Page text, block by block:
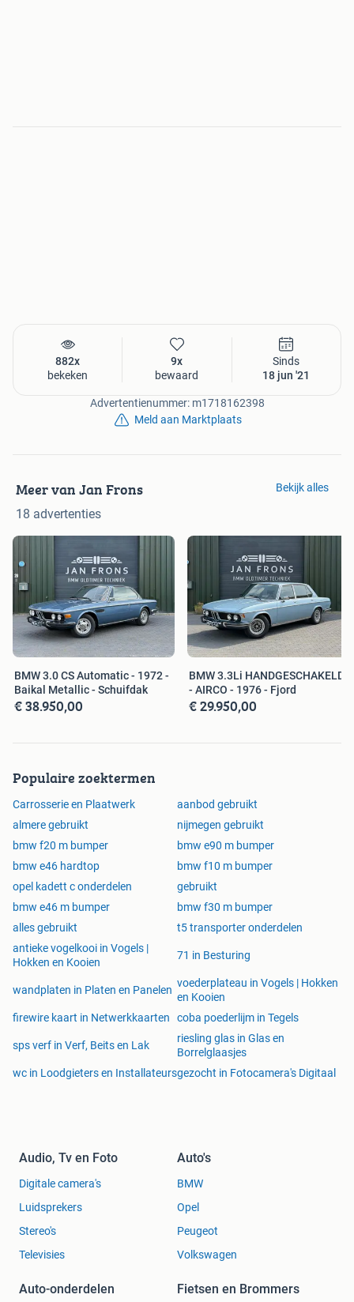
882x
bekeken
9x
bewaard
Sinds
18 jun '21
Advertentienummer: m1718162398
Meld aan Marktplaats
Meer van Jan Frons
18 advertenties
Bekijk alles
BMW 3.0 CS Automatic - 1972 -
Baikal Metallic - Schuifdak
€ 38.950,00
BMW 3.3Li HANDGESCHAKELD
- AIRCO - 1976 - Fjord
€ 29.950,00
Populaire zoektermen
Carrosserie en Plaatwerk
aanbod gebruikt
almere gebruikt
nijmegen gebruikt
bmw f20 m bumper
bmw e90 m bumper
bmw e46 hardtop
bmw f10 m bumper
opel kadett c onderdelen
gebruikt
bmw e46 m bumper
bmw f30 m bumper
alles gebruikt
t5 transporter onderdelen
antieke vogelkooi in Vogels |
Hokken en Kooien
71 in Besturing
wandplaten in Platen en Panelen
voederplateau in Vogels | Hokken
en Kooien
firewire kaart in Netwerkkaarten
coba poederlijm in Tegels
sps verf in Verf, Beits en Lak
riesling glas in Glas en
Borrelglaasjes
wc in Loodgieters en Installateursgezocht in Fotocamera's Digitaal
Audio, Tv en Foto
Digitale camera's
Luidsprekers
Stereo's
Televisies
Auto's
BMW
Opel
Peugeot
Volkswagen
Auto-onderdelen Fietsen en Brommers